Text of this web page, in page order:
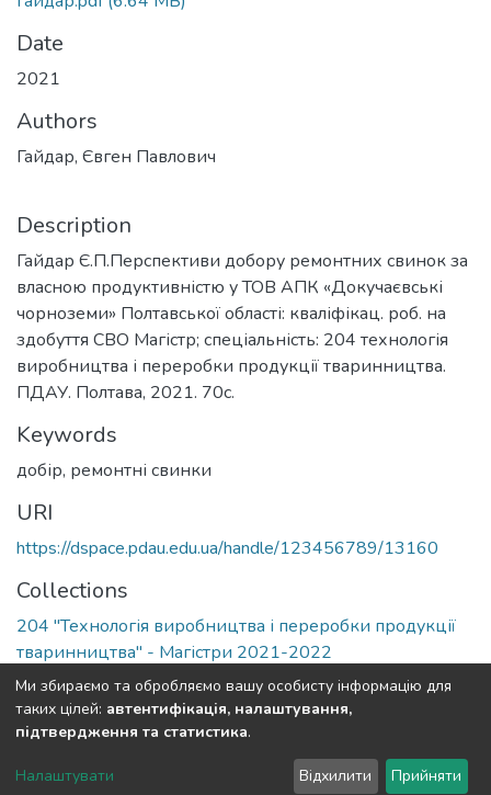
Date
2021
Authors
Гайдар, Євген Павлович
Description
Гайдар Є.П.Перспективи добору ремонтних свинок за
власною продуктивністю у ТОВ АПК «Докучаєвські
чорноземи» Полтавської області: кваліфікац. роб. на
здобуття СВО Магістр; спеціальність: 204 технологія
виробництва і переробки продукції тваринництва.
ПДАУ. Полтава, 2021. 70с.
Keywords
добір, ремонтні свинки
URI
https://dspace.pdau.edu.ua/handle/123456789/13160
Collections
204 "Технологія виробництва і переробки продукції
тваринництва" - Магістри 2021-2022
Full item page
DSpace software copyright © 2002-2026 LYRASIS
Ми збираємо та обробляємо вашу особисту інформацію для
таких цілей: автентифікація, налаштування,
підтвердження та статистика.
Налаштувати Відхилити Прийняти